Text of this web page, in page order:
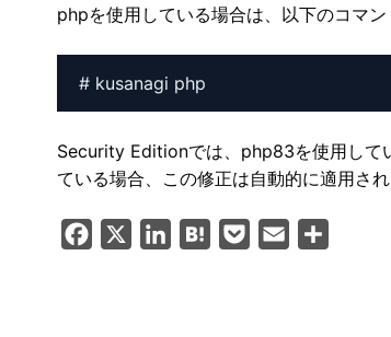
phpを使用している場合は、以下のコマン
# kusanagi php
Security Editionでは、php83を使用して
ている場合、この修正は自動的に適用され